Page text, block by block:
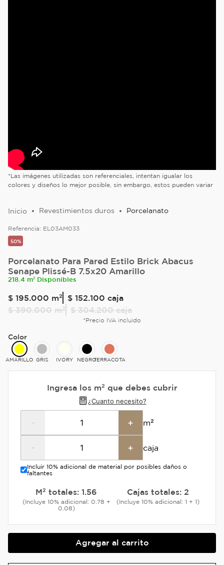
*Las imágenes utilizadas son referenciales, intentan igualar los
colores y diseños lo mejor posible, sin embargo, estos pueden variar
Revestimientos duros Porcelanato
Referencia: EL03AM033
50%
Porcelanato Para Pared Estilo Brick Abacus
Senape Plissé-B 7.5x20 Amarillo
218.4 m² Disponibles
$ 195.000 m² $ 152.100 caja
$ 390.000 m² $ 304.200caja
*Precio IVA incluido
Color
AMARILLO GRIS IVORY NEGROTERRACOTA
Ingresa los m² que debes cubrir
¿Cuanto necesito?
- + m²
- + caja
Incluir 10% adicional de material por posibles daños o
faltantes
M² totales: 1.56
(Incluye 10% adicional: 0.78 +
0.08)
Cajas totales: 2
(Incluye 10% adicional: 1 + 1)
Agregar al carrito